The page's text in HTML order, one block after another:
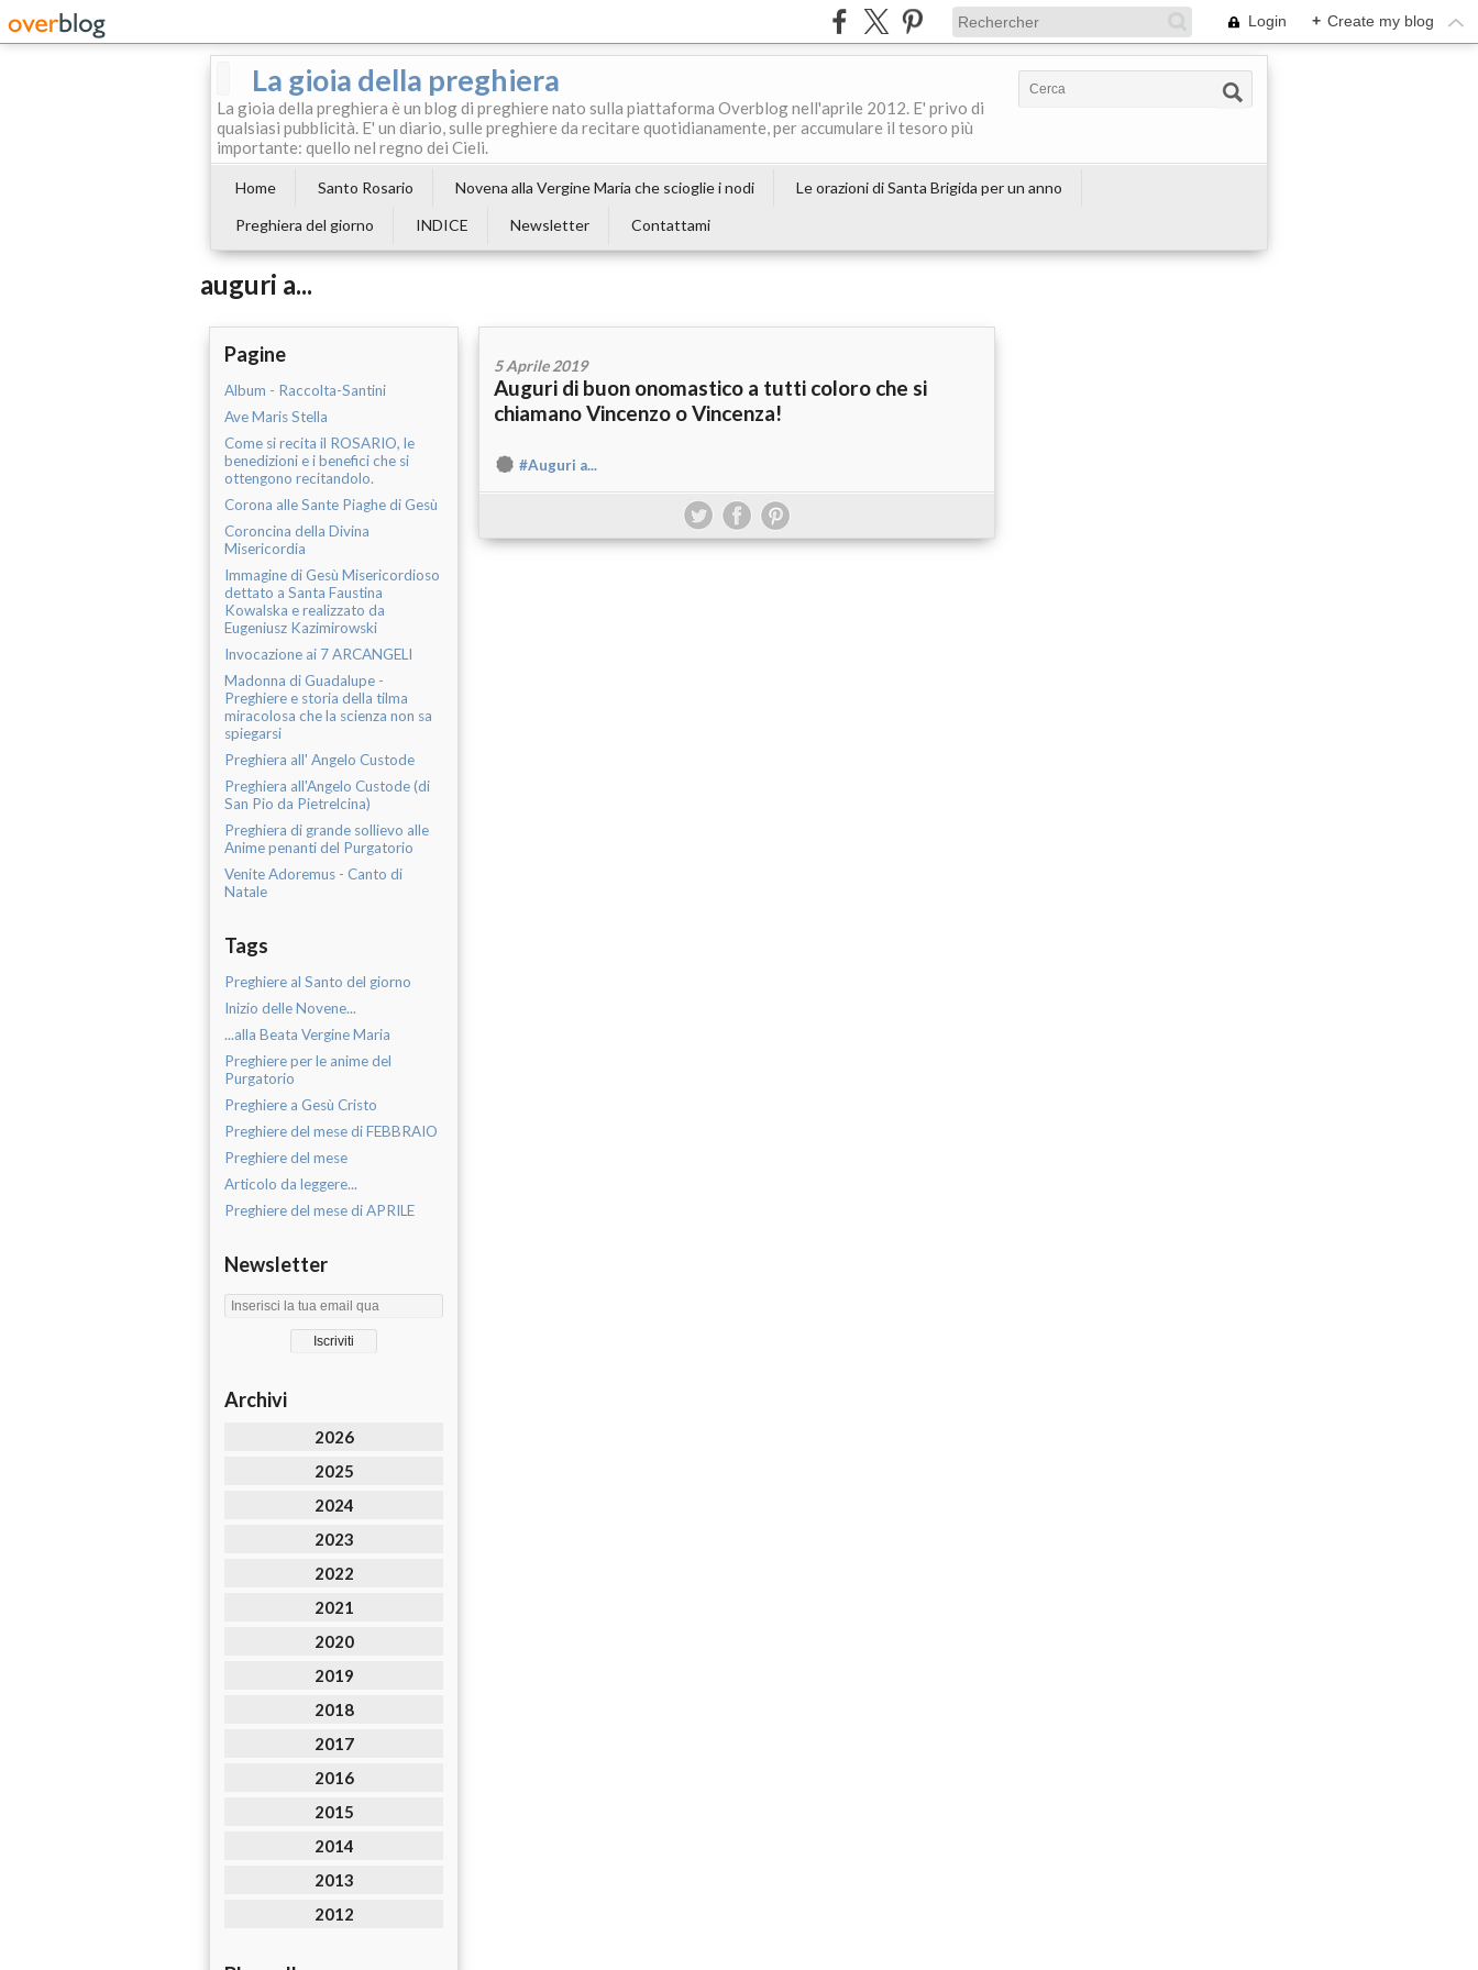
Login + Create my blog
La gioia della preghiera
La gioia della preghiera è un blog di preghiere nato sulla piattaforma Overblog nell'aprile 2012. E' privo di
qualsiasi pubblicità. E' un diario, sulle preghiere da recitare quotidianamente, per accumulare il tesoro più
importante: quello nel regno dei Cieli.
Home Santo Rosario Novena alla Vergine Maria che scioglie i nodi
Le orazioni di Santa Brigida per un anno
Preghiera del giorno
INDICE Newsletter Contattami
auguri a...
Pagine
Album - Raccolta-Santini
Ave Maris Stella
Come si recita il ROSARIO, le
benedizioni e i benefici che si
ottengono recitandolo.
Corona alle Sante Piaghe di Gesù
Coroncina della Divina
Misericordia
Immagine di Gesù Misericordioso
dettato a Santa Faustina
Kowalska e realizzato da
Eugeniusz Kazimirowski
Invocazione ai 7 ARCANGELI
Madonna di Guadalupe -
Preghiere e storia della tilma
miracolosa che la scienza non sa
spiegarsi
Preghiera all' Angelo Custode
Preghiera all'Angelo Custode (di
San Pio da Pietrelcina)
Preghiera di grande sollievo alle
Anime penanti del Purgatorio
Venite Adoremus - Canto di
Natale
Tags
Preghiere al Santo del giorno
Inizio delle Novene...
...alla Beata Vergine Maria
Preghiere per le anime del
Purgatorio
Preghiere a Gesù Cristo
Preghiere del mese di FEBBRAIO
Preghiere del mese
Articolo da leggere...
Preghiere del mese di APRILE
Newsletter
Archivi
2026
2025
2024
2023
2022
2021
2020
2019
2018
2017
2016
2015
2014
2013
2012
5 Aprile 2019
Auguri di buon onomastico a tutti coloro che si
chiamano Vincenzo o Vincenza!
#Auguri a...